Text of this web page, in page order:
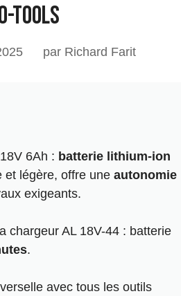
Tools
par Richard Farit
6Ah : batterie lithium-ion
et légère, offre une autonomie
exigeants.
chargeur AL 18V-44 : batterie
.
avec tous les outils